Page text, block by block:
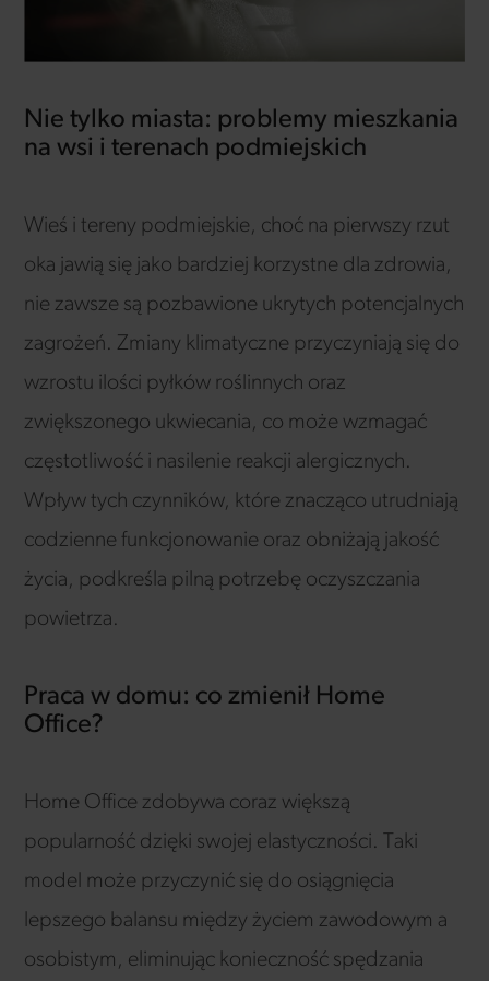
Nie tylko miasta: problemy mieszkania
na wsi i terenach podmiejskich
Wieś i tereny podmiejskie, choć na pierwszy rzut
oka jawią się jako bardziej korzystne dla zdrowia,
nie zawsze są pozbawione ukrytych potencjalnych
zagrożeń. Zmiany klimatyczne przyczyniają się do
wzrostu ilości pyłków roślinnych oraz
zwiększonego ukwiecania, co może wzmagać
częstotliwość i nasilenie reakcji alergicznych.
Wpływ tych czynników, które znacząco utrudniają
codzienne funkcjonowanie oraz obniżają jakość
życia, podkreśla pilną potrzebę oczyszczania
powietrza.
Praca w domu: co zmienił Home
Office?
Home Office zdobywa coraz większą
popularność dzięki swojej elastyczności. Taki
model może przyczynić się do osiągnięcia
lepszego balansu między życiem zawodowym a
osobistym, eliminując konieczność spędzania